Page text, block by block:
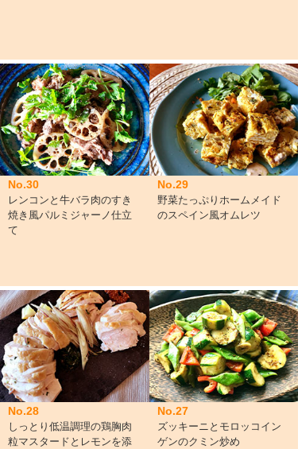
No.30
レンコンと牛バラ肉のすき
焼き風パルミジャーノ仕立
て
No.29
野菜たっぷりホームメイド
のスペイン風オムレツ
No.28
しっとり低温調理の鶏胸肉
粒マスタードとレモンを添
No.27
ズッキーニとモロッコイン
ゲンのクミン炒め